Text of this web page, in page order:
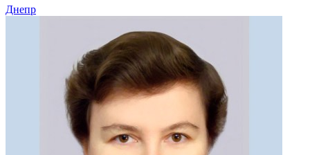
Днепр